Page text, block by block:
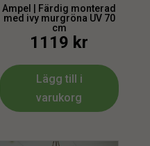
Ampel | Färdig monterad
med ivy murgröna UV 70
cm
1119 kr
Lägg till i
varukorg